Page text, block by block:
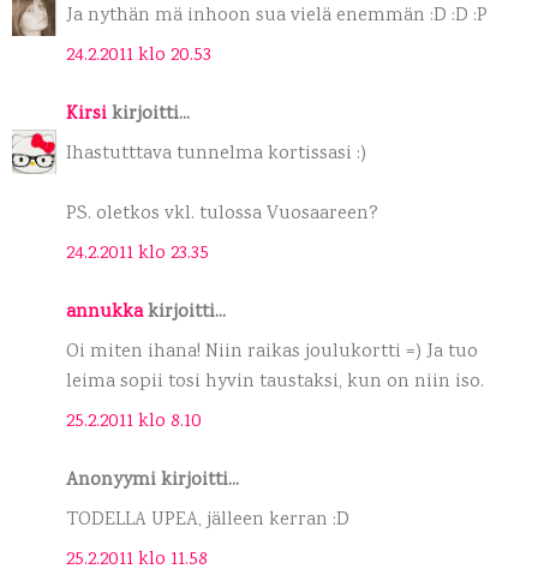
Ja nythän mä inhoon sua vielä enemmän :D :D :P
24.2.2011 klo 20.53
Kirsikirjoitti...
Ihastutttava tunnelma kortissasi :)
PS. oletkos vkl. tulossa Vuosaareen?
24.2.2011 klo 23.35
annukkakirjoitti...
Oi miten ihana! Niin raikas joulukortti =) Ja tuo
leima sopii tosi hyvin taustaksi, kun on niin iso.
25.2.2011 klo 8.10
Anonyymi kirjoitti...
TODELLA UPEA, jälleen kerran :D
25.2.2011 klo 11.58